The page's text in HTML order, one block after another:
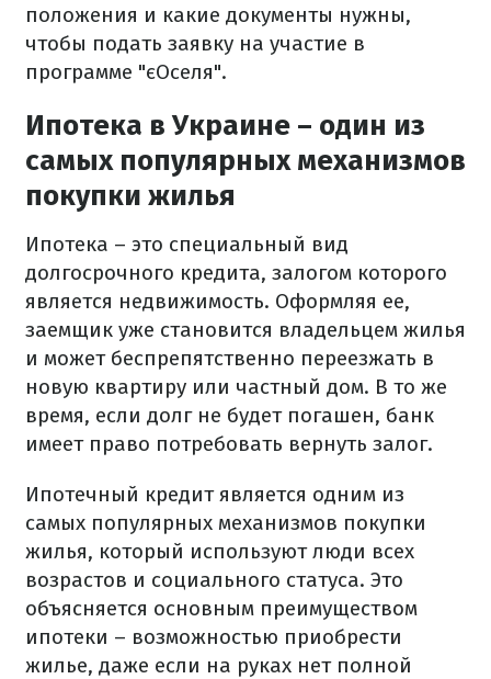
положения и какие документы нужны,
чтобы подать заявку на участие в
программе "єОселя".
Ипотека в Украине – один из
самых популярных механизмов
покупки жилья
Ипотека – это специальный вид
долгосрочного кредита, залогом которого
является недвижимость. Оформляя ее,
заемщик уже становится владельцем жилья
и может беспрепятственно переезжать в
новую квартиру или частный дом. В то же
время, если долг не будет погашен, банк
имеет право потребовать вернуть залог.
Ипотечный кредит является одним из
самых популярных механизмов покупки
жилья, который используют люди всех
возрастов и социального статуса. Это
объясняется основным преимуществом
ипотеки – возможностью приобрести
жилье, даже если на руках нет полной